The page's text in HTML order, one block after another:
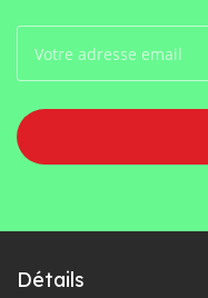
Détails